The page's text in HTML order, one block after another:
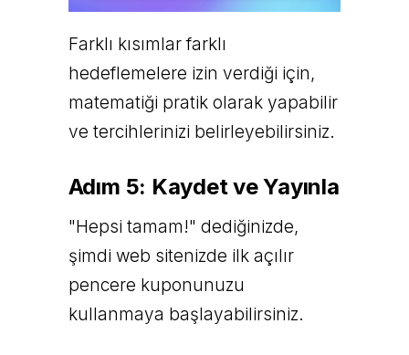
Farklı kısımlar farklı
hedeflemelere izin verdiği için,
matematiği pratik olarak yapabilir
ve tercihlerinizi belirleyebilirsiniz.
Adım 5: Kaydet ve Yayınla
"Hepsi tamam!" dediğinizde,
şimdi web sitenizde ilk açılır
pencere kuponunuzu
kullanmaya başlayabilirsiniz.